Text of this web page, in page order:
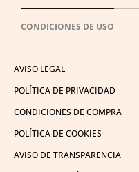
CONDICIONES DE USO
AVISO LEGAL
POLÍTICA DE PRIVACIDAD
CONDICIONES DE COMPRA
POLÍTICA DE COOKIES
AVISO DE TRANSPARENCIA